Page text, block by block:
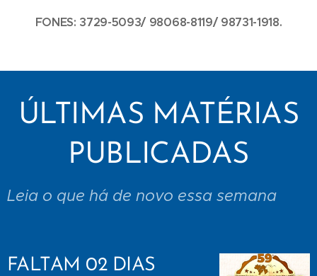
FONES: 3729-5093/ 98068-8119/ 98731-1918.
ÚLTIMAS MATÉRIAS
PUBLICADAS
Leia o que há de novo essa semana
FALTAM 02 DIAS